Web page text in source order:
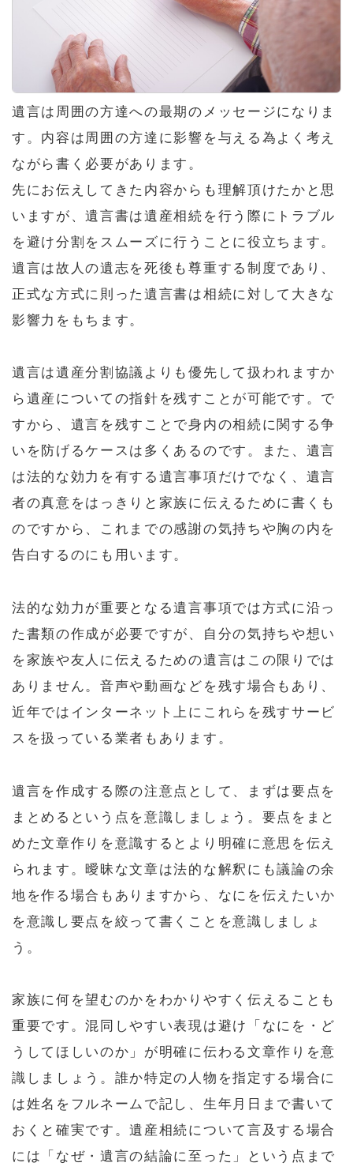
遺言は周囲の方達への最期のメッセージになりま
す。内容は周囲の方達に影響を与える為よく考え
ながら書く必要があります。
先にお伝えしてきた内容からも理解頂けたかと思
いますが、遺言書は遺産相続を行う際にトラブル
を避け分割をスムーズに行うことに役立ちます。
遺言は故人の遺志を死後も尊重する制度であり、
正式な方式に則った遺言書は相続に対して大きな
影響力をもちます。
遺言は遺産分割協議よりも優先して扱われますか
ら遺産についての指針を残すことが可能です。で
すから、遺言を残すことで身内の相続に関する争
いを防げるケースは多くあるのです。また、遺言
は法的な効力を有する遺言事項だけでなく、遺言
者の真意をはっきりと家族に伝えるために書くも
のですから、これまでの感謝の気持ちや胸の内を
告白するのにも用います。
法的な効力が重要となる遺言事項では方式に沿っ
た書類の作成が必要ですが、自分の気持ちや想い
を家族や友人に伝えるための遺言はこの限りでは
ありません。音声や動画などを残す場合もあり、
近年ではインターネット上にこれらを残すサービ
スを扱っている業者もあります。
遺言を作成する際の注意点として、まずは要点を
まとめるという点を意識しましょう。要点をまと
めた文章作りを意識するとより明確に意思を伝え
られます。曖昧な文章は法的な解釈にも議論の余
地を作る場合もありますから、なにを伝えたいか
を意識し要点を絞って書くことを意識しましょ
う。
家族に何を望むのかをわかりやすく伝えることも
重要です。混同しやすい表現は避け「なにを・ど
うしてほしいのか」が明確に伝わる文章作りを意
識しましょう。誰か特定の人物を指定する場合に
は姓名をフルネームで記し、生年月日まで書いて
おくと確実です。遺産相続について言及する場合
には「なぜ・遺言の結論に至った」という点まで